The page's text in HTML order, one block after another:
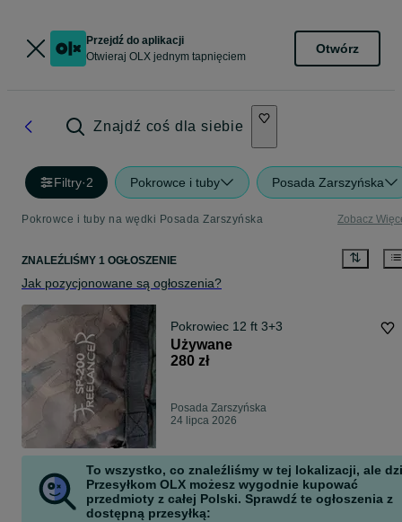
Przejdź do aplikacji
Otwieraj OLX jednym tapnięciem
Otwórz
Znajdź coś dla siebie
Filtry·2 Pokrowce i tuby Posada Zarszyńska
Pokrowce i tuby na wędki Posada Zarszyńska Zobacz
ZNALEŹLIŚMY 1 OGŁOSZENIE
Jak pozycjonowane są ogłoszenia?
Pokrowiec 12 ft 3+3
Używane
280 zł
Posada Zarszyńska
24 lipca 2026
To wszystko, co znaleźliśmy w tej lokalizacji, ale
Przesyłkom OLX możesz wygodnie kupować
przedmioty z całej Polski. Sprawdź te ogłoszenia z
dostępną przesyłką: